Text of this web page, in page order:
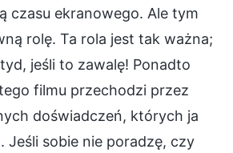
czasu ekranowego. Ale tym
rolę. Ta rola jest tak ważna;
jeśli to zawalę! Ponadto
filmu przechodzi przez
doświadczeń, których ja
Jeśli sobie nie poradzę, czy